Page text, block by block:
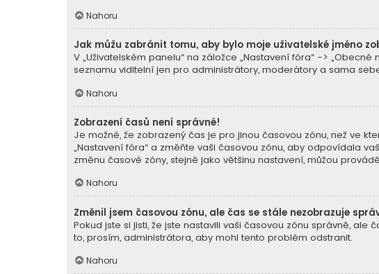
Nahoru
Jak můžu zabránit tomu, aby bylo moje uživatelské jméno
V „Uživatelském panelu“ na záložce „Nastavení fóra“ ->
seznamu viditelní jen pro administrátory, moderátory a sama
Nahoru
Zobrazení časů není správné!
Je možné, že zobrazený čas je pro jinou časovou zónu, než ve
„Nastavení fóra“ a změňte vaši časovou zónu, aby odpovídala
změnu časové zóny, stejně jako většinu nastavení, můžou
Nahoru
Změnil jsem časovou zónu, ale čas se stále nezobrazuje
Pokud jste si jisti, že jste nastavili vaši časovou zónu správně,
to, prosím, administrátora, aby mohl tento problém odstranit.
Nahoru